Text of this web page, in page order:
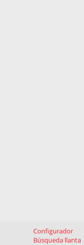
Configurador
Búsqueda llanta